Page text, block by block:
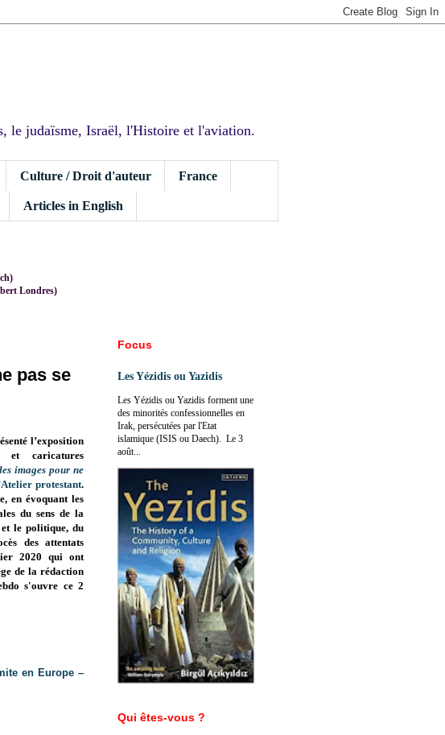
le judaïsme, Israël, l'Histoire et l'aviation.
Culture / Droit d'auteur France
Articles in English
Londres)
pas se
l’exposition
caricatures
images pour ne
protestant.
en évoquant les
du sens de la
le politique, du
des attentats
2020 qui ont
de la rédaction
s'ouvre ce 2
en Europe –
Focus
Les Yézidis ou Yazidis
Les Yézidis ou Yazidis forment une
des minorités confessionnelles en
Irak, persécutées par l'Etat
islamique (ISIS ou Daech). Le 3
août...
Qui êtes-vous ?